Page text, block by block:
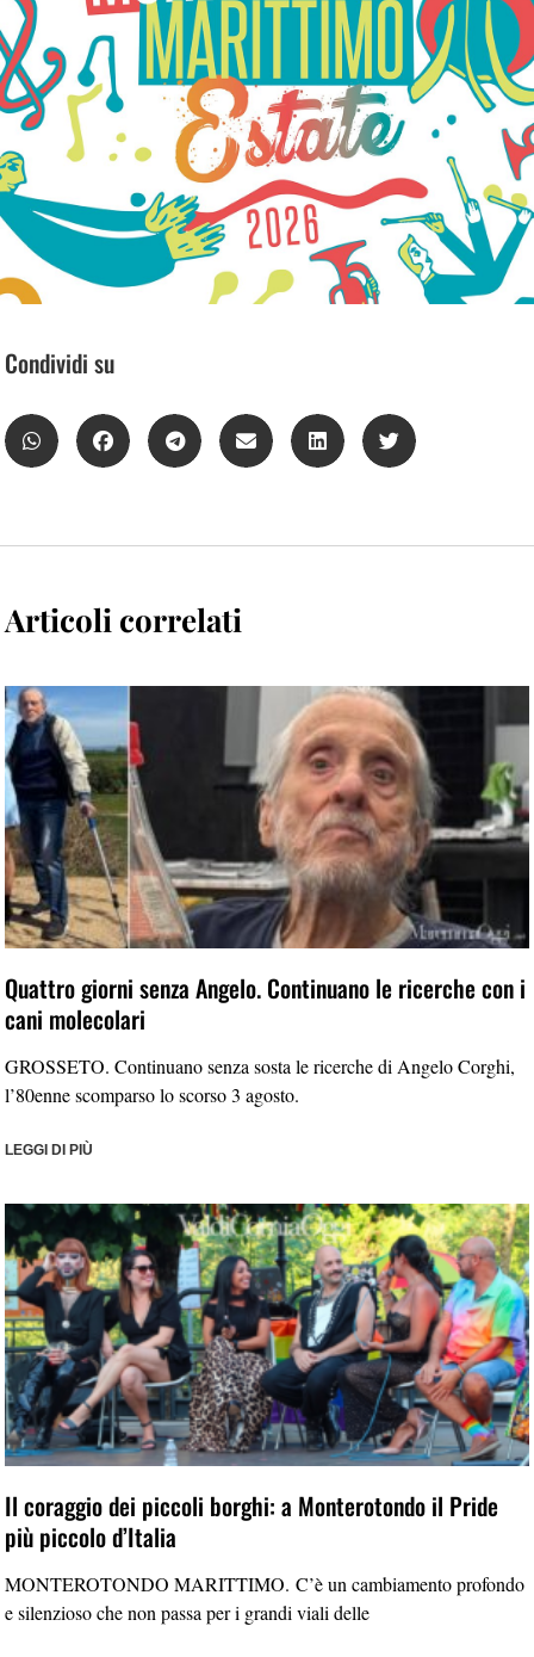
Condividi su
Articoli correlati
Quattro giorni senza Angelo. Continuano le ricerche con i
cani molecolari
GROSSETO. Continuano senza sosta le ricerche di Angelo Corghi,
l’80enne scomparso lo scorso 3 agosto.
LEGGI DI PIÙ
Il coraggio dei piccoli borghi: a Monterotondo il Pride
più piccolo d’Italia
MONTEROTONDO MARITTIMO. C’è un cambiamento profondo
e silenzioso che non passa per i grandi viali delle